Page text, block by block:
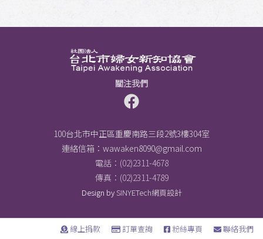
關注我們
100台北市中正區重慶南路三段2號3樓304室
連絡信箱： wawaken8090@gmail.com
電話：(02)2311-4678
傳真：(02)2311-4789
Design by SINYETech網頁設計
線上捐款 訂單查詢 粉絲專頁 聯絡我們